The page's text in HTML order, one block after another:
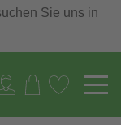
Sie uns in